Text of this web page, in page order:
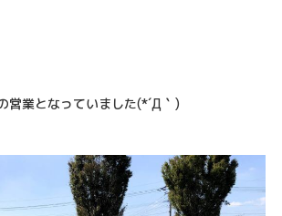
営業となっていました(*´Д｀)